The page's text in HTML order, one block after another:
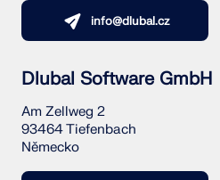
info@dlubal.cz
Dlubal Software GmbH
Am Zellweg 2
93464 Tiefenbach
Německo